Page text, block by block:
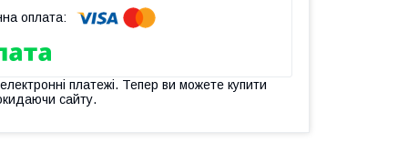
платежі. Тепер ви можете купити
сайту.